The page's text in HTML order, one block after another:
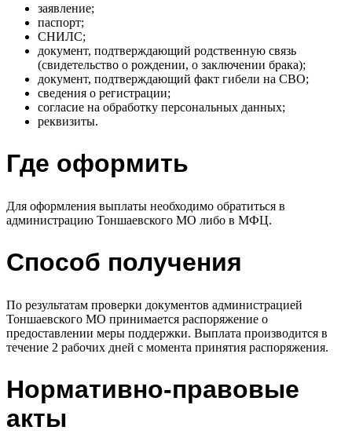
заявление;
паспорт;
СНИЛС;
документ, подтверждающий родственную связь
(свидетельство о рождении, о заключении брака);
документ, подтверждающий факт гибели на СВО;
сведения о регистрации;
согласие на обработку персональных данных;
реквизиты.
Где оформить
Для оформления выплаты необходимо обратиться в
администрацию Тоншаевского МО либо в МФЦ.
Способ получения
По результатам проверки документов администрацией
Тоншаевского МО принимается распоряжение о
предоставлении меры поддержки. Выплата производится в
течение 2 рабочих дней с момента принятия распоряжения.
Нормативно-правовые
акты